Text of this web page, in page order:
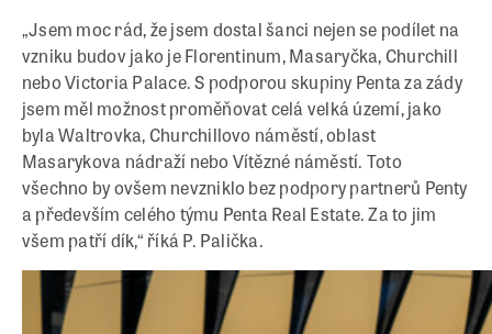
„Jsem moc rád, že jsem dostal šanci nejen se podílet na
vzniku budov jako je Florentinum, Masaryčka, Churchill
nebo Victoria Palace. S podporou skupiny Penta za zády
jsem měl možnost proměňovat celá velká území, jako
byla Waltrovka, Churchillovo náměstí, oblast
Masarykova nádraží nebo Vítězné náměstí. Toto
všechno by ovšem nevzniklo bez podpory partnerů Penty
a především celého týmu Penta Real Estate. Za to jim
všem patří dík,“ říká P. Palička.